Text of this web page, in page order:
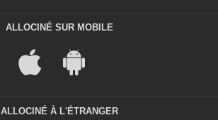
ALLOCINÉ SUR MOBILE
ALLOCINÉ À L'ÉTRANGER